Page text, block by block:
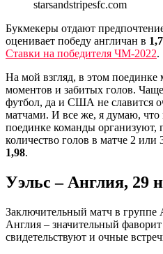
starsandstripesfc.com
Букмекеры отдают
оценивает победу англичан в
Ставки на победителя ЧМ-2022.
На мой взгляд, в этом
моментов и забитых голов.
футбол, да и США не славится
матчами. И все же, я думаю,
поединке команды организуют,
количество голов в матче 2
1,98.
Уэльс – Англия, 29
Заключительный матч в группе
Англия – значительный
свидетельствуют и очные